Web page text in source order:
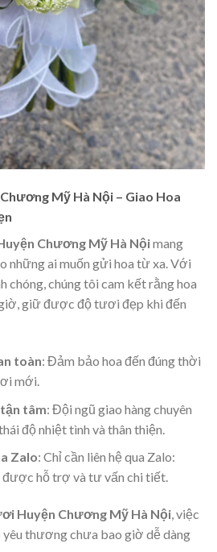
Mỹ Hà Nội – Giao Hoa
Chương Mỹ Hà Nộimang
những ai muốn gửi hoa từ xa. Với
chóng, chúng tôi cam kết rằng hoa
giữ được độ tươi đẹp khi đến
toàn: Đảm bảo hoa đến đúng thời
mới.
tâm: Đội ngũ giao hàng chuyên
độ nhiệt tình và thân thiện.
Zalo: Chỉ cần liên hệ qua Zalo:
được hỗ trợ và tư vấn chi tiết.
Huyện Chương Mỹ Hà Nội, việc
thương chưa bao giờ dễ dàng